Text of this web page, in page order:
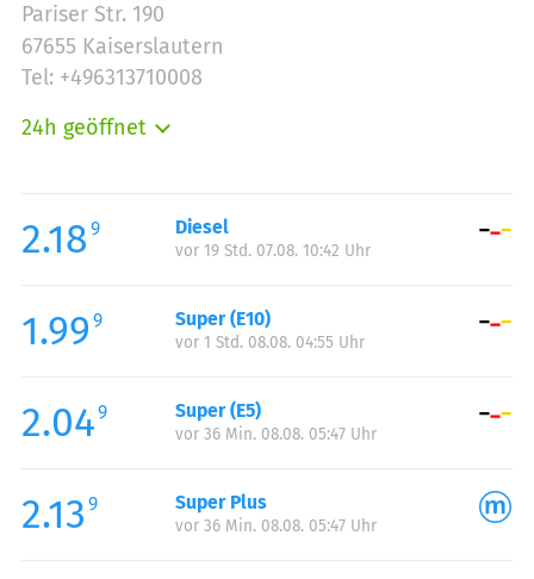
Pariser Str. 190
67655 Kaiserslautern
Tel: +496313710008
24h geöffnet
Mittwoch:
00:00-24:00
Donnerstag:
Samstag:
00:00-24:00
Sonntag:
2.18 9 Diesel
vor 19 Std. 07.08. 10:42 Uhr
1.99 9 Super (E10)
vor 1 Std. 08.08. 04:55 Uhr
2.049 Super (E5)
vor 36 Min. 08.08. 05:47 Uhr
2.13 9 Super Plus
vor 36 Min. 08.08. 05:47 Uhr